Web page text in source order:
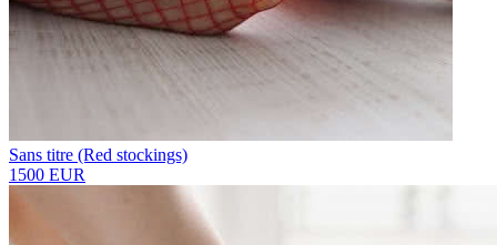
Sans titre (Red stockings)
1500 EUR